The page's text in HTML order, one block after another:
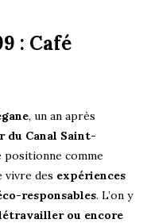
: Café
, un an après
du Canal Saint-
positionne comme
vivre des expériences
responsables. L’on y
ou encore